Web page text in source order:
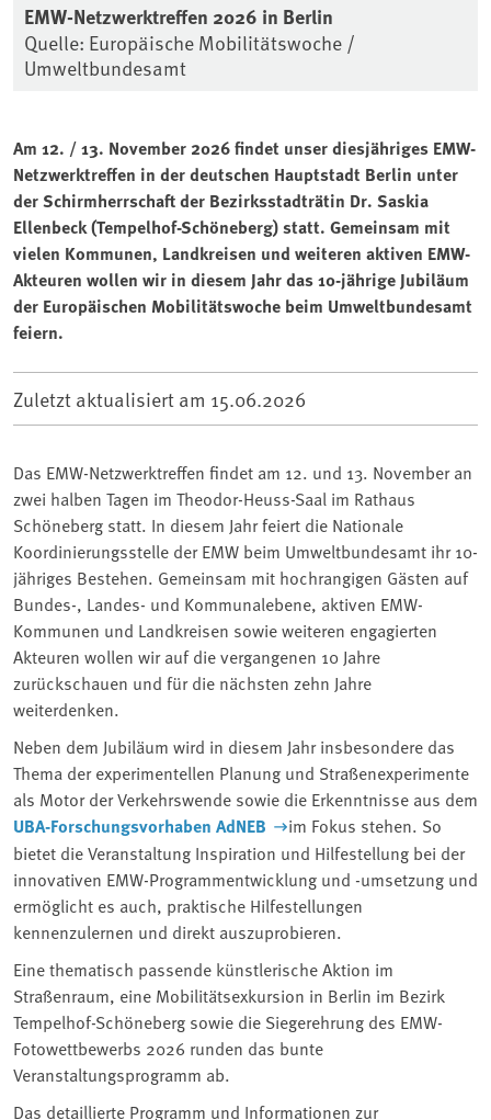
EMW-Netzwerktreffen 2026 in Berlin
Quelle: Europäische Mobilitätswoche /
Umweltbundesamt
Am 12. / 13. November 2026 findet unser diesjähriges EMW-
Netzwerktreffen in der deutschen Hauptstadt Berlin unter
der Schirmherrschaft der Bezirksstadträtin Dr. Saskia
Ellenbeck (Tempelhof-Schöneberg) statt. Gemeinsam mit
vielen Kommunen, Landkreisen und weiteren aktiven EMW-
Akteuren wollen wir in diesem Jahr das 10-jährige Jubiläum
der Europäischen Mobilitätswoche beim Umweltbundesamt
feiern.
Zuletzt aktualisiert am 15.06.2026
Das EMW-Netzwerktreffen findet am 12. und 13. November an
zwei halben Tagen im Theodor-Heuss-Saal im Rathaus
Schöneberg statt. In diesem Jahr feiert die Nationale
Koordinierungsstelle der EMW beim Umweltbundesamt ihr 10-
jähriges Bestehen. Gemeinsam mit hochrangigen Gästen auf
Bundes-, Landes- und Kommunalebene, aktiven EMW-
Kommunen und Landkreisen sowie weiteren engagierten
Akteuren wollen wir auf die vergangenen 10 Jahre
zurückschauen und für die nächsten zehn Jahre
weiterdenken.
Neben dem Jubiläum wird in diesem Jahr insbesondere das
Thema der experimentellen Planung und Straßenexperimente
als Motor der Verkehrswende sowie die Erkenntnisse aus dem
UBA-Forschungsvorhaben AdNEB
im Fokus stehen. So
bietet die Veranstaltung Inspiration und Hilfestellung bei der
innovativen EMW-Programmentwicklung und -umsetzung und
ermöglicht es auch, praktische Hilfestellungen
kennenzulernen und direkt auszuprobieren.
Eine thematisch passende künstlerische Aktion im
Straßenraum, eine Mobilitätsexkursion in Berlin im Bezirk
Tempelhof-Schöneberg sowie die Siegerehrung des EMW-
Fotowettbewerbs 2026 runden das bunte
Veranstaltungsprogramm ab.
Das detaillierte Programm und Informationen zur